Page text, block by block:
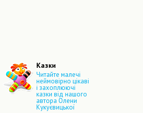
Казки
Читайте малечі
неймовірно цікаві
і захоплюючі
казки від нашого
автора Олени
Кукуєвицької